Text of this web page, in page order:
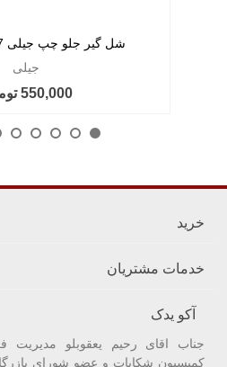
شل گیر جلو چپ جیلی X7 شاسی بلند
جیلی
550,000 تومان
خرید
خدمات مشتریان
آکو یدک
جناب اقای رحیم یعقوبلو مدیریت
کمیسیون شکایات و عضو شورای